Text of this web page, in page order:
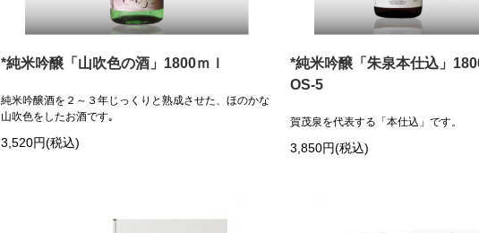
*純米吟醸「山吹色の酒」1800ｍｌ
純米吟醸酒を２～３年じっくりと熟成させた、ほのかな
山吹色をしたお酒です｡
3,520円(税込)
*純米吟醸「朱泉本仕込」
OS-5
賀茂泉を代表する「本仕込」です。
3,850円(税込)